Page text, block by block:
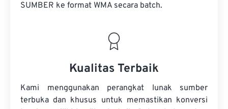
SUMBER ke format WMA secara batch.
Kualitas Terbaik
Kami menggunakan perangkat lunak sumber
terbuka dan khusus untuk memastikan konversi